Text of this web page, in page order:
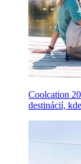
Coolcation
destinácií,